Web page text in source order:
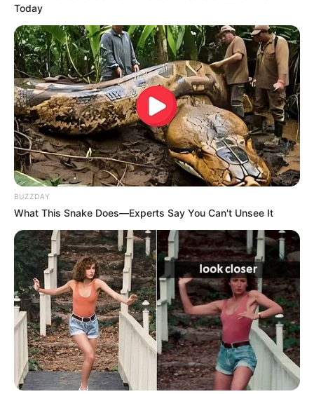
Today
BUZZDAY
What This Snake Does—Experts Say You Can't Unsee It